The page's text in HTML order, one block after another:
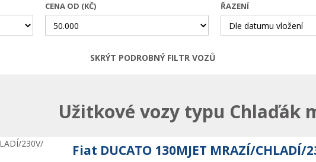
CENA OD (KČ) ŘAZENÍ
SKRÝT PODROBNÝ FILTR VOZŮ
Užitkové vozy typu Chlaďák
Fiat DUCATO 130MJET MRAZÍ/CHLADÍ/